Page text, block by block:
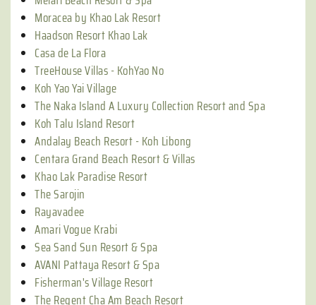
Moracea by Khao Lak Resort
Haadson Resort Khao Lak
Casa de La Flora
TreeHouse Villas - KohYao No
Koh Yao Yai Village
The Naka Island A Luxury Collection Resort and Spa
Koh Talu Island Resort
Andalay Beach Resort - Koh Libong
Centara Grand Beach Resort & Villas
Khao Lak Paradise Resort
The Sarojin
Rayavadee
Amari Vogue Krabi
Sea Sand Sun Resort & Spa
AVANI Pattaya Resort & Spa
Fisherman's Village Resort
The Regent Cha Am Beach Resort